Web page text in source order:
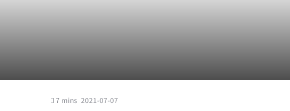
7 mins 2021-07-07